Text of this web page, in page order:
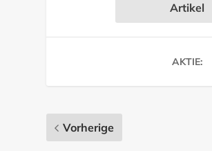
Artikel
AKTIE:
Vorherige